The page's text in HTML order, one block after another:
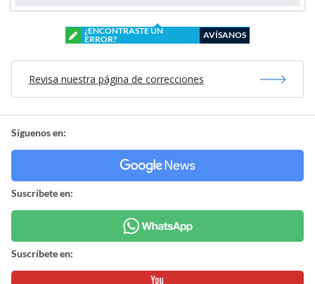
¿ENCONTRASTE UN
ERROR?
AVÍSANOS
Revisa nuestra página de correcciones
Síguenos en:
Suscríbete en:
Suscríbete en: